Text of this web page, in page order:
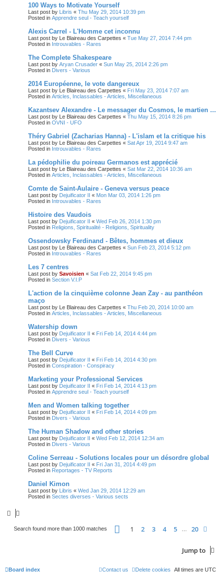
100 Ways to Motivate Yourself
Last post by Libris « Thu May 29, 2014 10:39 pm
Posted in Apprendre seul - Teach yourself
Alexis Carrel - L'Homme cet inconnu
Last post by Le Blaireau des Carpettes « Tue May 27, 2014 7:44 pm
Posted in Introuvables - Rares
The Complete Shakespeare
Last post by Aryan Crusader « Sun May 25, 2014 2:26 pm
Posted in Divers - Various
2014 Européenne, le vote dangereux
Last post by Le Blaireau des Carpettes « Fri May 23, 2014 7:07 am
Posted in Articles, Inclassables - Articles, Miscellaneous
Kazantsev Alexandre - Le messager du Cosmos, le martien ...
Last post by Le Blaireau des Carpettes « Thu May 15, 2014 8:26 pm
Posted in OVNI - UFO
Théry Gabriel (Zacharias Hanna) - L'islam et la critique his
Last post by Le Blaireau des Carpettes « Sat Apr 19, 2014 9:47 am
Posted in Introuvables - Rares
La pédophilie du poireau Germanos est apprécié
Last post by Le Blaireau des Carpettes « Sat Mar 22, 2014 10:36 am
Posted in Articles, Inclassables - Articles, Miscellaneous
Comte de Saint-Aulaire - Geneva versus peace
Last post by Dejuificator II « Mon Mar 03, 2014 1:26 pm
Posted in Introuvables - Rares
Histoire des Vaudois
Last post by Dejuificator II « Wed Feb 26, 2014 1:30 pm
Posted in Religions, Spiritualité - Religions, Spirituality
Ossendowsky Ferdinand - Bêtes, hommes et dieux
Last post by Le Blaireau des Carpettes « Sun Feb 23, 2014 5:12 pm
Posted in Introuvables - Rares
Les 7 centres
Last post by Savoisien « Sat Feb 22, 2014 9:45 pm
Posted in Section V.I.P
L'action de la cinquième colonne Jean Zay - au panthéon
maço
Last post by Le Blaireau des Carpettes « Thu Feb 20, 2014 10:00 am
Posted in Articles, Inclassables - Articles, Miscellaneous
Watership down
Last post by Dejuificator II « Fri Feb 14, 2014 4:44 pm
Posted in Divers - Various
The Bell Curve
Last post by Dejuificator II « Fri Feb 14, 2014 4:30 pm
Posted in Conspiration - Conspiracy
Marketing your Professional Services
Last post by Dejuificator II « Fri Feb 14, 2014 4:13 pm
Posted in Apprendre seul - Teach yourself
Men and Women talking together
Last post by Dejuificator II « Fri Feb 14, 2014 4:09 pm
Posted in Divers - Various
The Human Shadow and other stories
Last post by Dejuificator II « Wed Feb 12, 2014 12:34 am
Posted in Divers - Various
Coline Serreau - Solutions locales pour un désordre global
Last post by Dejuificator II « Fri Jan 31, 2014 4:49 pm
Posted in Reportages - TV Reports
Daniel Kimon
Last post by Libris « Wed Jan 29, 2014 12:29 am
Posted in Sectes diverses - Various sects
Search found more than 1000 matches Page 1of 20
1 2 3 4 5 20
Jump to
Board index All times are UTC
Delete cookies
Contact us